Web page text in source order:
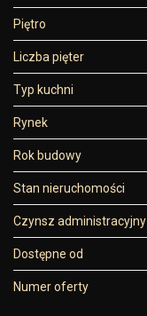
Piętro
Liczba pięter
Typ kuchni
Rynek
Rok budowy
Stan nieruchomości
Czynsz administracyjny
Dostępne od
Numer oferty